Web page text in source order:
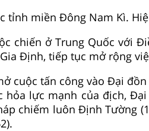
tỉnh miền Đông Nam Kì.
chiến ở Trung Quốc với
Định, tiếp tục mở rộng
cuộc tấn công vào Đại
hỏa lực mạnh của địch,
chiếm luôn Định Tường